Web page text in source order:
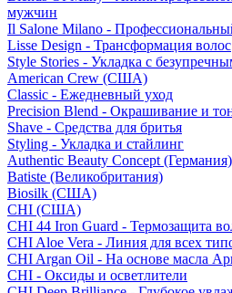
мужчин
Il Salone Milano -
Lisse Design - Трансформация волос
Style Stories - Укладка с
American Crew (США)
Classic - Ежедневный уход
Precision Blend - Окрашивание и
Shave - Средства для бритья
Styling - Укладка и стайлинг
Authentic Beauty Concept (Германия)
Batiste (Великобритания)
Biosilk (США)
CHI (США)
CHI 44 Iron Guard - Термозащита
CHI Aloe Vera - Линия для всех
CHI Argan Oil - На основе масла
CHI - Оксиды и осветлители